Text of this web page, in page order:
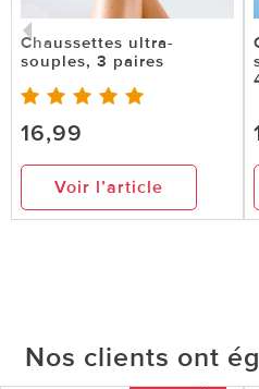
Chaussettes ultra-
souples, 3 paires
16,99
Voir l’article
Nos clients ont